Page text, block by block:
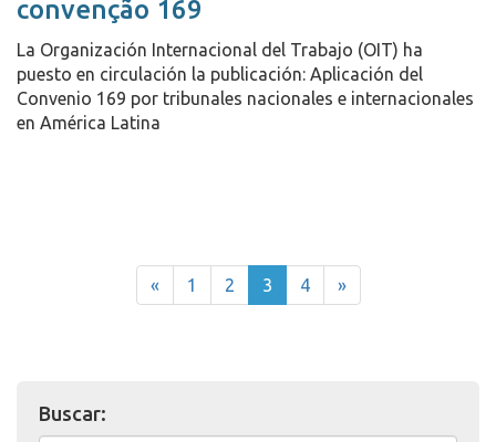
convenção 169
La Organización Internacional del Trabajo (OIT) ha
puesto en circulación la publicación: Aplicación del
Convenio 169 por tribunales nacionales e internacionales
en América Latina
« 1 2 3 4 »
Buscar: